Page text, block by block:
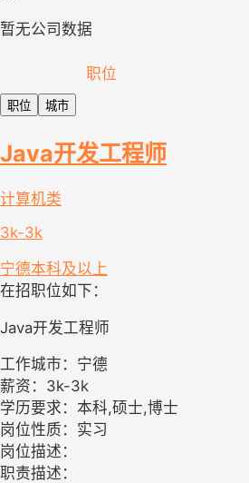
暂无公司数据
职位
职位 城市
Java开发工程师
计算机类
3k-3k
宁德本科及以上
在招职位如下：
Java开发工程师
工作城市：宁德
薪资：3k-3k
学历要求：本科,硕士,博士
岗位性质：实习
岗位描述：
职责描述：